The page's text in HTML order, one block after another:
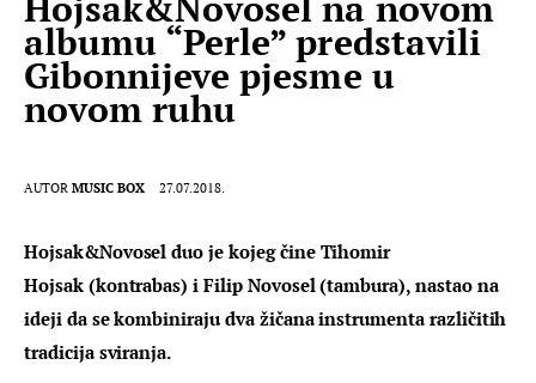
albumu “Perle” predstavili
Gibonnijeve pjesme u
novom ruhu
AUTOR MUSIC BOX 27.07.2018.
Hojsak&Novosel duo je kojeg čine Tihomir
Hojsak (kontrabas) i Filip Novosel (tambura), nastao na
ideji da se kombiniraju dva žičana instrumenta različitih
tradicija sviranja.